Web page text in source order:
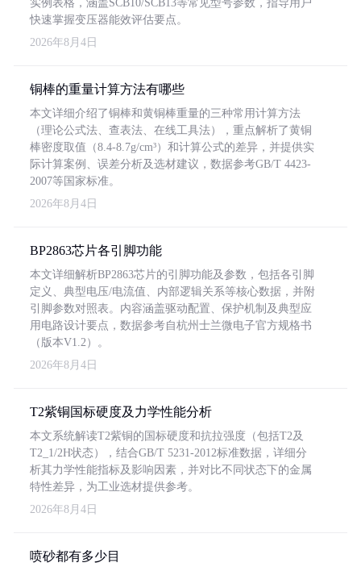
实例表格，涵盖SCB10/SCB13等常见型号参数，指导用户
快速掌握变压器能效评估要点。
2026年8月4日
铜棒的重量计算方法有哪些
本文详细介绍了铜棒和黄铜棒重量的三种常用计算方法
（理论公式法、查表法、在线工具法），重点解析了黄铜
棒密度取值（8.4-8.7g/cm³）和计算公式的差异，并提供实
际计算案例、误差分析及选材建议，数据参考GB/T 4423-
2007等国家标准。
2026年8月4日
BP2863芯片各引脚功能
本文详细解析BP2863芯片的引脚功能及参数，包括各引脚
定义、典型电压/电流值、内部逻辑关系等核心数据，并附
引脚参数对照表。内容涵盖驱动配置、保护机制及典型应
用电路设计要点，数据参考自杭州士兰微电子官方规格书
（版本V1.2）。
2026年8月4日
T2紫铜国标硬度及力学性能分析
本文系统解读T2紫铜的国标硬度和抗拉强度（包括T2及
T2_1/2H状态），结合GB/T 5231-2012标准数据，详细分
析其力学性能指标及影响因素，并对比不同状态下的金属
特性差异，为工业选材提供参考。
2026年8月4日
喷砂都有多少目